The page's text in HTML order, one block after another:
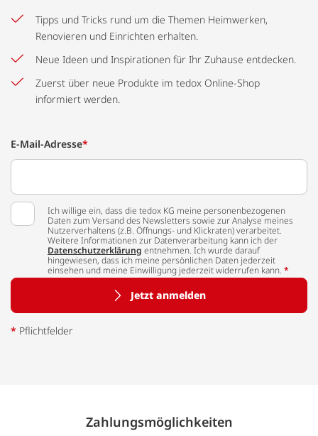
Tipps und Tricks rund um die Themen Heimwerken,
Renovieren und Einrichten erhalten.
Neue Ideen und Inspirationen für Ihr Zuhause entdecken.
Zuerst über neue Produkte im tedox Online-Shop
informiert werden.
E-Mail-Adresse*
Ich willige ein, dass die tedox KG meine personenbezogenen
Daten zum Versand des Newsletters sowie zur Analyse meines
Nutzerverhaltens (z.B. Öffnungs- und Klickraten) verarbeitet.
Weitere Informationen zur Datenverarbeitung kann ich der
Datenschutzerklärung entnehmen. Ich wurde darauf
hingewiesen, dass ich meine persönlichen Daten jederzeit
einsehen und meine Einwilligung jederzeit widerrufen kann. *
Jetzt anmelden
* Pflichtfelder
Zahlungs­möglich­keiten